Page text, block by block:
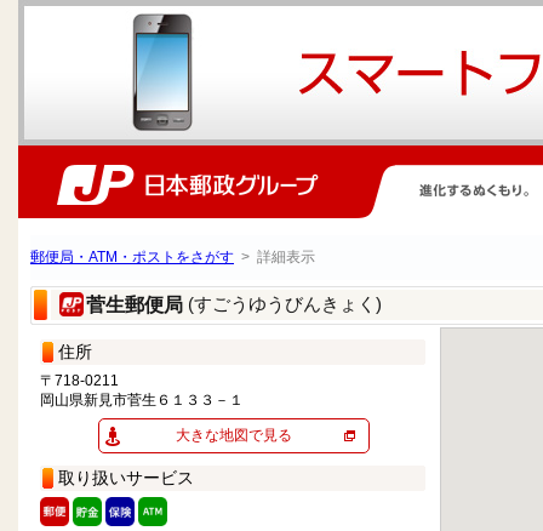
郵便局・ATM・ポストをさがす > 詳細表示
菅生郵便局 (すごうゆうびんきょく)
住所
〒718-0211
岡山県新見市菅生６１３３－１
大きな地図で見る
取り扱いサービス